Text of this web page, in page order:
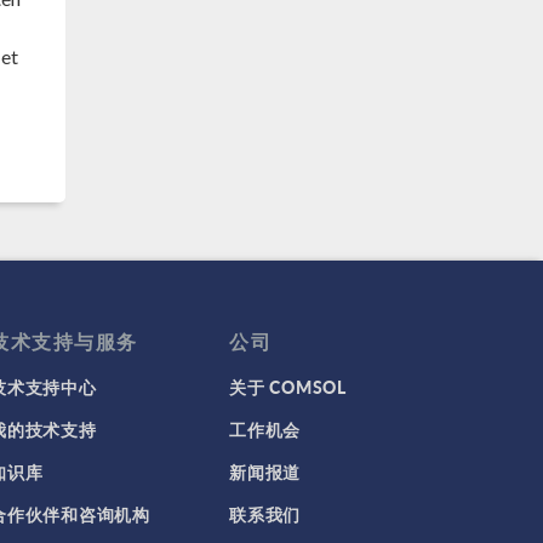
术支持与服务
术支持中心
的技术支持
识库
作伙伴和咨询机构
公司
关于 COMSOL
工作机会
新闻报道
联系我们